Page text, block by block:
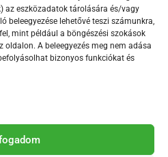
az eszközadatok tárolására és/vagy
beleegyezése lehetővé teszi számunkra,
mint például a böngészési szokások
oldalon. A beleegyezés meg nem adása
bizonyos funkciókat és
tevékenységét a
Mecenatúra program